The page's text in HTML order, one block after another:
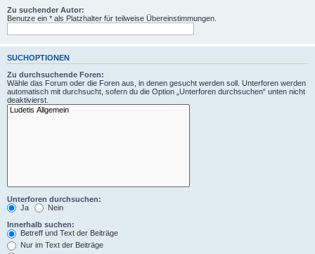
Zu suchender Autor:
Benutze ein * als Platzhalter für teilweise Übereinstimmungen.
SUCHOPTIONEN
Zu durchsuchende Foren:
Wähle das Forum oder die Foren aus, in denen gesucht werden soll. Unterforen werden
automatisch mit durchsucht, sofern du die Option „Unterforen durchsuchen“ unten nicht
deaktivierst.
Unterforen durchsuchen:
Ja
Nein
Innerhalb suchen:
Betreff und Text der Beiträge
Nur im Text der Beiträge